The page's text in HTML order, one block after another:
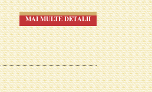
MAI MULTE DETALII